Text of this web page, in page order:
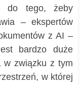
do tego, żeby
– ekspertów
z AI –
bardzo duże
w związku z tym
w której